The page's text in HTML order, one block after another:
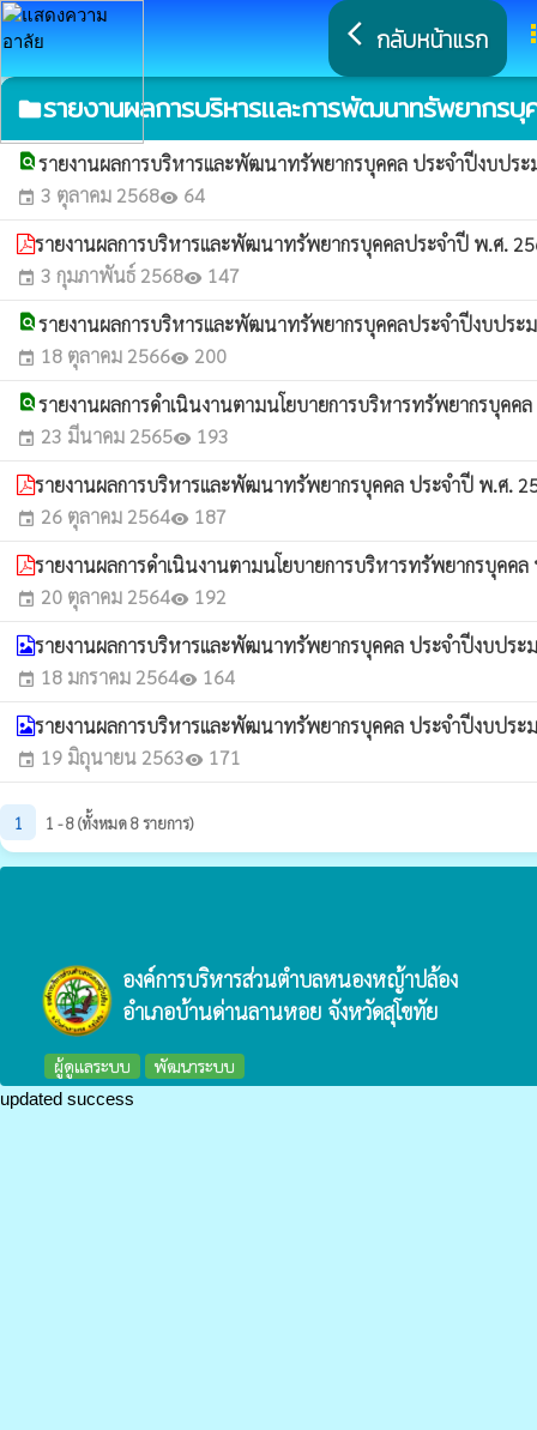
arrow_back_ios กลับหน้าแรก
folderรายงานผลการบริหารและการพัฒนาทรัพยากรบุ
find_in_pageรายงานผลการบริหารและพัฒนาทรัพยากรบุคคล ประจำปีงบปร
event 3 ตุลาคม 2568visibility 64
รายงานผลการบริหารและพัฒนาทรัพยากรบุคคลประจำปี พ.ศ.
event 3 กุมภาพันธ์ 2568visibility 147
find_in_pageรายงานผลการบริหารและพัฒนาทรัพยากรบุคคลประจำปีงบปร
event 18 ตุลาคม 2566visibility 200
find_in_pageรายงานผลการดำเนินงานตามนโยบายการบริหารทรัพยากรบุค
event 23 มีนาคม 2565visibility 193
รายงานผลการบริหารและพัฒนาทรัพยากรบุคคล ประจำปี พ.ศ.
event 26 ตุลาคม 2564visibility 187
รายงานผลการดำเนินงานตามนโยบายการบริหารทรัพยากรบุค
event 20 ตุลาคม 2564visibility 192
รายงานผลการบริหารและพัฒนาทรัพยากรบุคคล ประจำปีงบปร
event 18 มกราคม 2564visibility 164
รายงานผลการบริหารและพัฒนาทรัพยากรบุคคล ประจำปีงบปร
event 19 มิถุนายน 2563visibility 171
1 1 - 8 (ทั้งหมด 8 รายการ)
องค์การบริหารส่วนตำบลหนองหญ้าปล้อง
อำเภอบ้านด่านลานหอย จังหวัดสุโขทัย
ผู้ดูแลระบบ พัฒนาระบบ
updated success